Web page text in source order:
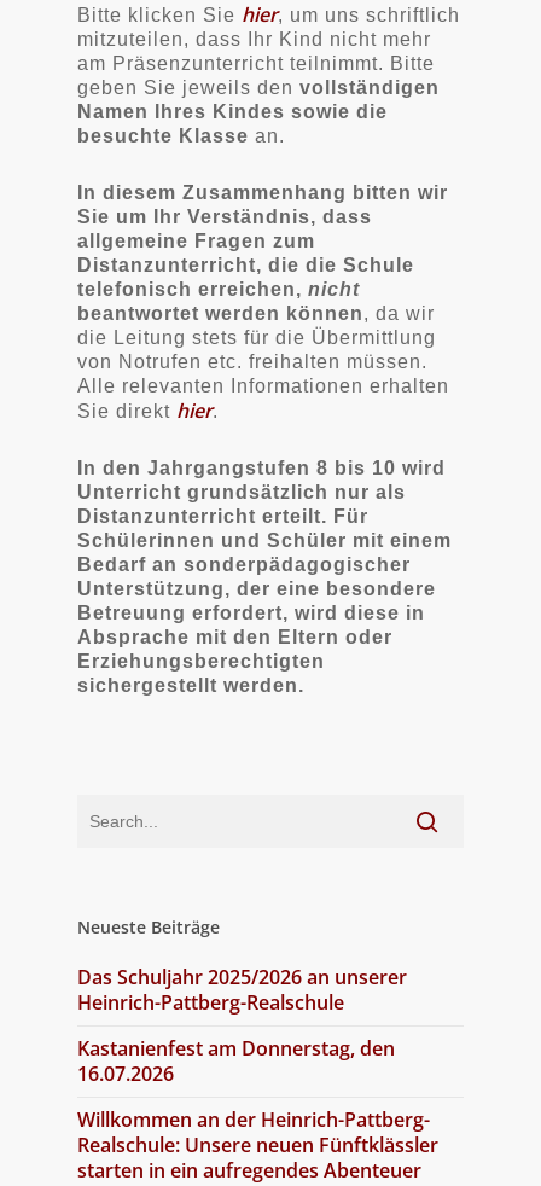
Bitte klicken Sie hier, um uns schriftlich
mitzuteilen, dass Ihr Kind nicht mehr
am Präsenzunterricht teilnimmt. Bitte
geben Sie jeweils den vollständigen
Namen Ihres Kindes sowie die
besuchte Klasse an.
In diesem Zusammenhang bitten wir
Sie um Ihr Verständnis, dass
allgemeine Fragen zum
Distanzunterricht, die die Schule
telefonisch erreichen, nicht
beantwortet werden können, da wir
die Leitung stets für die Übermittlung
von Notrufen etc. freihalten müssen.
Alle relevanten Informationen erhalten
Sie direkt hier.
In den Jahrgangstufen 8 bis 10 wird
Unterricht grundsätzlich nur als
Distanzunterricht erteilt. Für
Schülerinnen und Schüler mit einem
Bedarf an sonderpädagogischer
Unterstützung, der eine besondere
Betreuung erfordert, wird diese in
Absprache mit den Eltern oder
Erziehungsberechtigten
sichergestellt werden.
Neueste Beiträge
Das Schuljahr 2025/2026 an unserer
Heinrich-Pattberg-Realschule
Kastanienfest am Donnerstag, den
16.07.2026
Willkommen an der Heinrich-Pattberg-
Realschule: Unsere neuen Fünftklässler
starten in ein aufregendes Abenteuer